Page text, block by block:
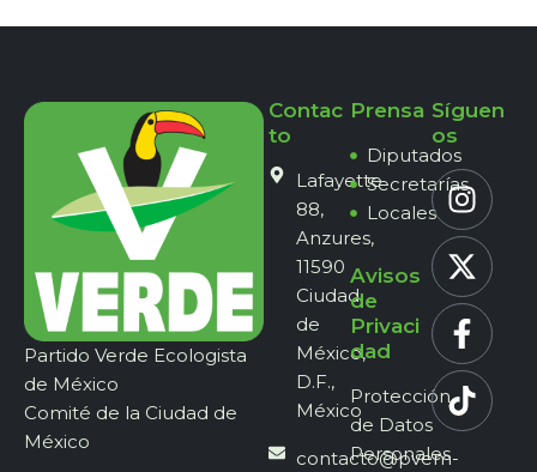
Partido Verde Ecologista
de México
Comité de la Ciudad de
México
Contac
to
Lafayette
88,
Anzures,
11590
Ciudad
de
México,
D.F.,
México
contacto@pvem-
Prensa
Diputados
Secretarías
Locales
Avisos
de
Privaci
dad
Protección
de Datos
Personales
Síguen
os